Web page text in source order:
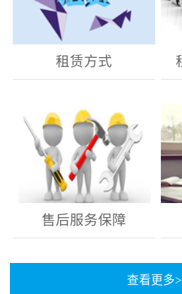
租赁方式
售后服务保障
查看更多